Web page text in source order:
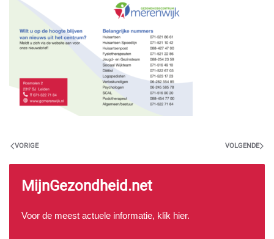
VORIGE VOLGENDE
MijnGezondheid.net
Voor de meest actuele informatie, klik hier.